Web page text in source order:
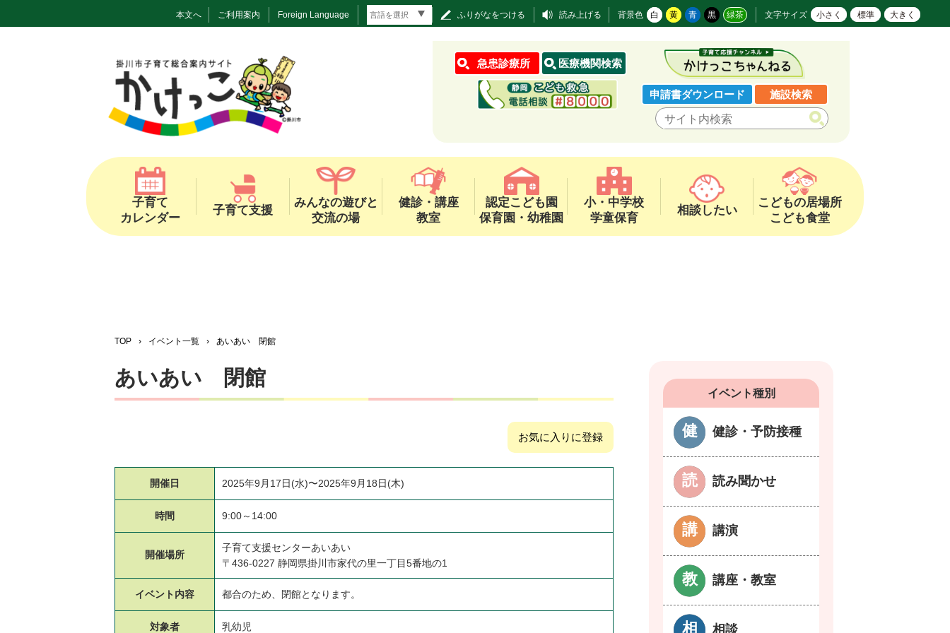
本文へ ご利用案内 Foreign Language ふりがなをつける 読み上げる 背景色 白 黄 青 黒 緑茶 文字サイズ 小さく 標準 大きく
急患診療所 医療機関検索
申請書ダウンロード 施設検索
子育て
カレンダー
子育て支援
みんなの遊びと
交流の場
健診・講座
教室
認定こども園
保育園・幼稚園
小・中学校
学童保育
相談したい
こどもの居場所
こども食堂
TOP › イベント一覧 › あいあい 閉館
あいあい 閉館
お気に入りに登録
開催日 2025年9月17日(水)〜2025年9月18日(木)
時間 9:00～14:00
開催場所
子育て支援センターあいあい
〒436-0227 静岡県掛川市家代の里一丁目5番地の1
イベント 内容 都合のため、閉館となります。
対象者 乳幼児
イベント種別
健診・予防接種
読み聞かせ
講演
講座・教室
相談